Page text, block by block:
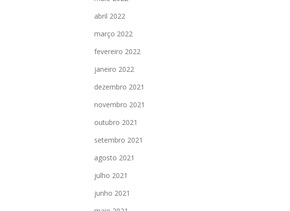
abril 2022
março 2022
fevereiro 2022
janeiro 2022
dezembro 2021
novembro 2021
outubro 2021
setembro 2021
agosto 2021
julho 2021
junho 2021